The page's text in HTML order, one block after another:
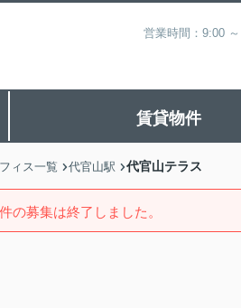
営業時間：9:00
賃貸物件
ィス一覧 代官山駅 代官山テラス
の募集は終了しました。